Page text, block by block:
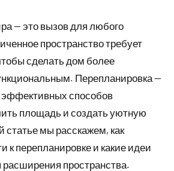
— это вызов для любого
пространство требует
сделать дом более
Перепланировка —
способов
площадь и создать уютную
статье мы расскажем, как
к перепланировке и какие идеи
расширения пространства.